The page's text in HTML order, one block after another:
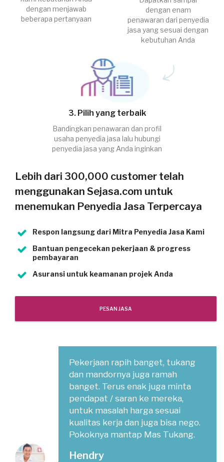
dengan menjawab
beberapa pertanyaan
dengan enam
penawaran dari penyedia
jasa yang sesuai dengan
kebutuhan Anda
3. Pilih yang terbaik
Bandingkan penawaran dan profil
usaha penyedia jasa lalu hubungi
penyedia jasa yang Anda inginkan
Lebih dari 300,000 customer telah
menggunakan Sejasa.com untuk
menemukan Penyedia Jasa Terpercaya
Respon langsung dari Mitra Penyedia Jasa Kami
Bantuan pengecekan pekerjaan & progress
pembayaran
Asuransi untuk keamanan projek Anda
PESAN JASA
Pekerjaan rapih banget, tukang
dan mandornya juga ramah
banget. Terus enak juga minta
pendapat / saran ke mereka,
untuk masalah harga sesuai
kualitas kerja dan juga bisa nego.
Pokoknya mantap Mas Tukang.
Hendry